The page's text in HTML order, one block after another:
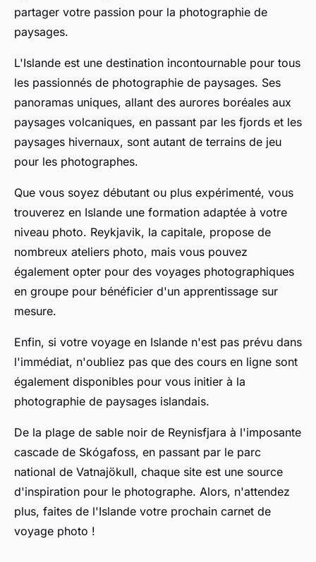
partager votre passion pour la photographie de
paysages.
L'Islande est une destination incontournable pour tous
les passionnés de photographie de paysages. Ses
panoramas uniques, allant des aurores boréales aux
paysages volcaniques, en passant par les fjords et les
paysages hivernaux, sont autant de terrains de jeu
pour les photographes.
Que vous soyez débutant ou plus expérimenté, vous
trouverez en Islande une formation adaptée à votre
niveau photo. Reykjavik, la capitale, propose de
nombreux ateliers photo, mais vous pouvez
également opter pour des voyages photographiques
en groupe pour bénéficier d'un apprentissage sur
mesure.
Enfin, si votre voyage en Islande n'est pas prévu dans
l'immédiat, n'oubliez pas que des cours en ligne sont
également disponibles pour vous initier à la
photographie de paysages islandais.
De la plage de sable noir de Reynisfjara à l'imposante
cascade de Skógafoss, en passant par le parc
national de Vatnajökull, chaque site est une source
d'inspiration pour le photographe. Alors, n'attendez
plus, faites de l'Islande votre prochain carnet de
voyage photo !